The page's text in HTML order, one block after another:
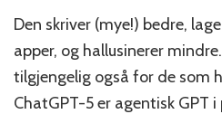
Den skriver (mye!) bedre,
apper, og hallusinerer
tilgjengelig også for de som
ChatGPT-5 er agentisk GPT